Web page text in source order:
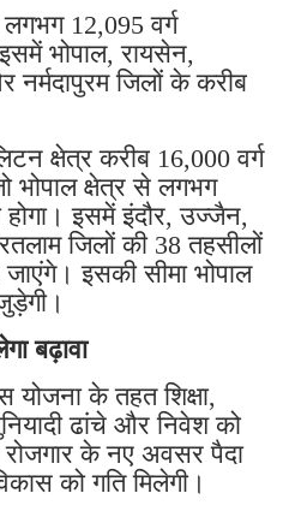
लगभग 12,095 वर्ग
भोपाल, रायसेन,
नर्मदापुरम जिलों के करीब
क्षेत्र करीब 16,000 वर्ग
भोपाल क्षेत्र से लगभग
होगा। इसमें इंदौर, उज्जैन,
जिलों की 38 तहसीलों
इसकी सीमा भोपाल
बढ़ावा
के तहत शिक्षा,
ढांचे और निवेश को
रोजगार के नए अवसर पैदा
को गति मिलेगी।